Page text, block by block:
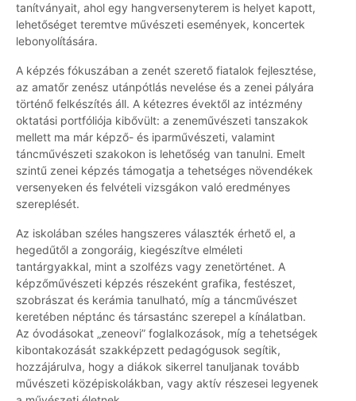
tanítványait, ahol egy hangversenyterem is helyet kapott,
lehetőséget teremtve művészeti események, koncertek
lebonyolítására.
A képzés fókuszában a zenét szerető fiatalok fejlesztése,
az amatőr zenész utánpótlás nevelése és a zenei pályára
történő felkészítés áll. A kétezres évektől az intézmény
oktatási portfóliója kibővült: a zeneművészeti tanszakok
mellett ma már képző- és iparművészeti, valamint
táncművészeti szakokon is lehetőség van tanulni. Emelt
szintű zenei képzés támogatja a tehetséges növendékek
versenyeken és felvételi vizsgákon való eredményes
szereplését.
Az iskolában széles hangszeres választék érhető el, a
hegedűtől a zongoráig, kiegészítve elméleti
tantárgyakkal, mint a szolfézs vagy zenetörténet. A
képzőművészeti képzés részeként grafika, festészet,
szobrászat és kerámia tanulható, míg a táncművészet
keretében néptánc és társastánc szerepel a kínálatban.
Az óvodásokat „zeneovi” foglalkozások, míg a tehetségek
kibontakozását szakképzett pedagógusok segítik,
hozzájárulva, hogy a diákok sikerrel tanuljanak tovább
művészeti középiskolákban, vagy aktív részesei legyenek